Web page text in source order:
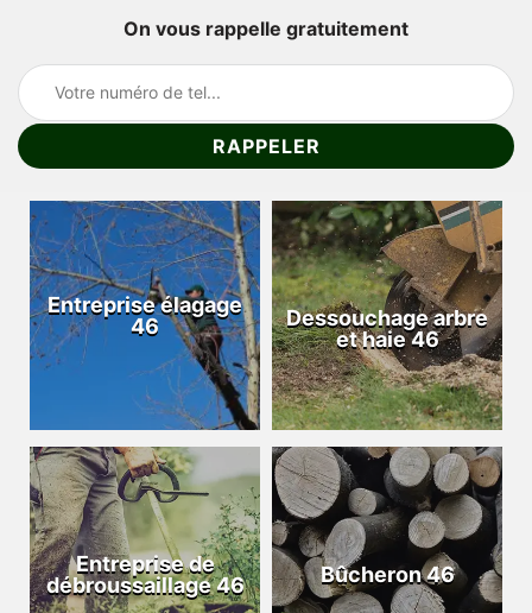
On vous rappelle gratuitement
Entreprise élagage
46
Dessouchage arbre
et haie 46
Entreprise de
débroussaillage 46
Bûcheron 46